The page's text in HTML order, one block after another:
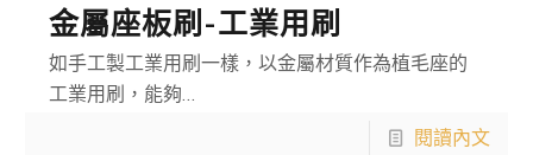
金屬座板刷-工業用刷
如手工製工業用刷一樣，以金屬材質作為植毛座的
工業用刷，能夠…
閱讀內文